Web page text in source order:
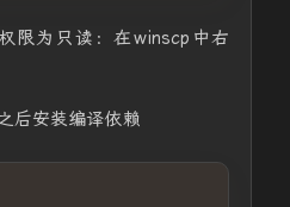
限为只读：在winscp中右
后安装编译依赖